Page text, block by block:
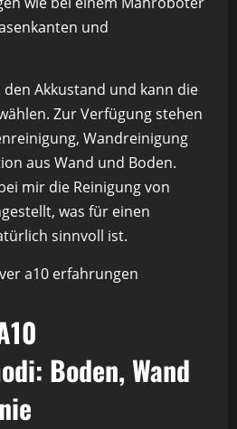
und
Akkustand und kann die
Zur Verfügung stehen
Wandreinigung
aus Wand und Boden.
mir die Reinigung von
was für einen
sinnvoll ist.
Boden, Wand